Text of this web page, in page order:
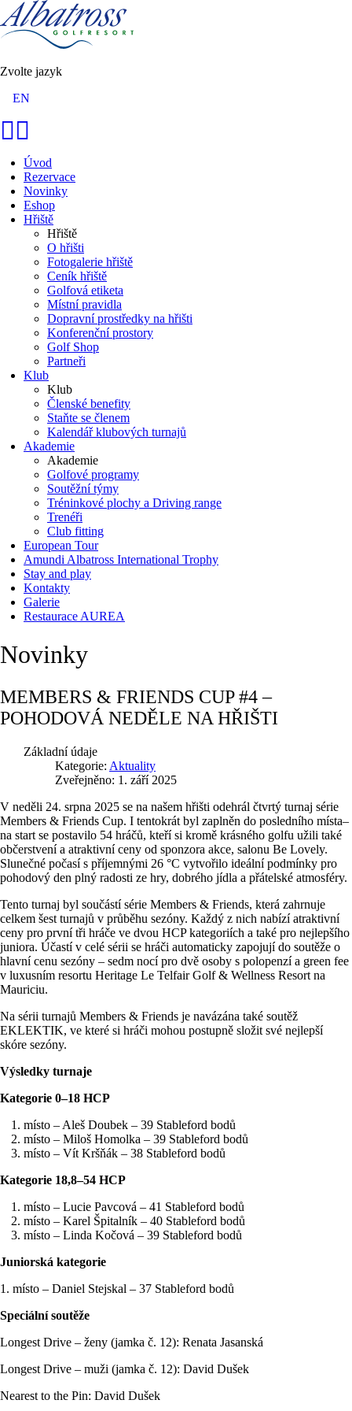
Zvolte jazyk
EN
Úvod
Rezervace
Novinky
Eshop
Hřiště
Hřiště
O hřišti
Fotogalerie hřiště
Ceník hřiště
Golfová etiketa
Místní pravidla
Dopravní prostředky na hřišti
Konferenční prostory
Golf Shop
Partneři
Klub
Klub
Členské benefity
Staňte se členem
Kalendář klubových turnajů
Akademie
Akademie
Golfové programy
Soutěžní týmy
Tréninkové plochy a Driving range
Trenéři
Club fitting
European Tour
Amundi Albatross International Trophy
Stay and play
Kontakty
Galerie
Restaurace AUREA
Novinky
MEMBERS & FRIENDS CUP #4 –
POHODOVÁ NEDĚLE NA HŘIŠTI
Základní údaje
Kategorie: Aktuality
Zveřejněno: 1. září 2025
V neděli 24. srpna 2025 se na našem hřišti odehrál čtvrtý turnaj série
Members & Friends Cup. I tentokrát byl zaplněn do posledního místa–
na start se postavilo 54 hráčů, kteří si kromě krásného golfu užili také
občerstvení a atraktivní ceny od sponzora akce, salonu Be Lovely.
Slunečné počasí s příjemnými 26 °C vytvořilo ideální podmínky pro
pohodový den plný radosti ze hry, dobrého jídla a přátelské atmosféry.
Tento turnaj byl součástí série Members & Friends, která zahrnuje
celkem šest turnajů v průběhu sezóny. Každý z nich nabízí atraktivní
ceny pro první tři hráče ve dvou HCP kategoriích a také pro nejlepšího
juniora. Účastí v celé sérii se hráči automaticky zapojují do soutěže o
hlavní cenu sezóny – sedm nocí pro dvě osoby s polopenzí a green fee
v luxusním resortu Heritage Le Telfair Golf & Wellness Resort na
Mauriciu.
Na sérii turnajů Members & Friends je navázána také soutěž
EKLEKTIK, ve které si hráči mohou postupně složit své nejlepší
skóre sezóny.
Výsledky turnaje
Kategorie 0–18 HCP
místo – Aleš Doubek – 39 Stableford bodů
místo – Miloš Homolka – 39 Stableford bodů
místo – Vít Kršňák – 38 Stableford bodů
Kategorie 18,8–54 HCP
místo – Lucie Pavcová – 41 Stableford bodů
místo – Karel Špitalník – 40 Stableford bodů
místo – Linda Kočová – 39 Stableford bodů
Juniorská kategorie
1. místo – Daniel Stejskal – 37 Stableford bodů
Speciální soutěže
Longest Drive – ženy (jamka č. 12): Renata Jasanská
Longest Drive – muži (jamka č. 12): David Dušek
Nearest to the Pin: David Dušek